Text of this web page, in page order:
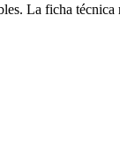
La ficha